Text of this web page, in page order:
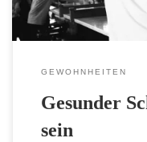
GEWOHNHEITEN
Gesunder
sein